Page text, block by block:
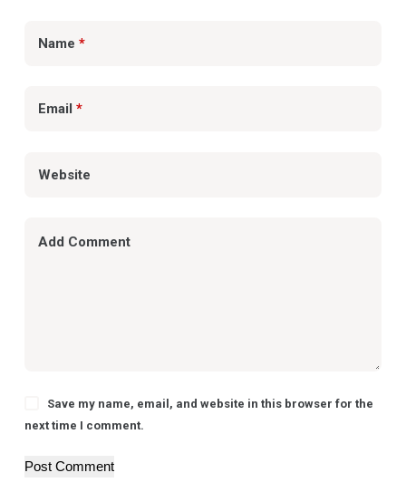
Name *
Email *
Website
Add Comment
Save my name, email, and website in this browser for the
next time I comment.
Post Comment